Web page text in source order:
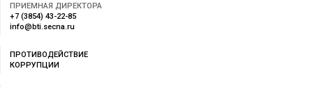
ПРИЕМНАЯ ДИРЕКТОРА
+7 (3854) 43-22-85
info@bti.secna.ru
ПРОТИВОДЕЙСТВИЕ
КОРРУПЦИИ